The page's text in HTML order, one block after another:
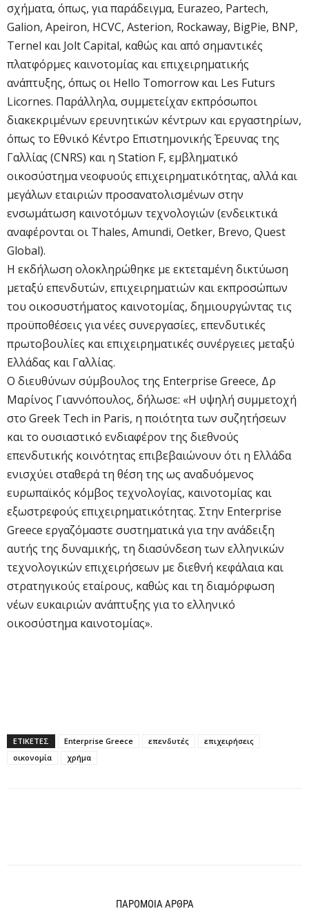
σχήματα, όπως, για παράδειγμα, Eurazeo, Partech,
Galion, Apeiron, HCVC, Asterion, Rockaway, BigPie, BNP,
Ternel και Jolt Capital, καθώς και από σημαντικές
πλατφόρμες καινοτομίας και επιχειρηματικής
ανάπτυξης, όπως οι Hello Tomorrow και Les Futurs
Licornes. Παράλληλα, συμμετείχαν εκπρόσωποι
διακεκριμένων ερευνητικών κέντρων και εργαστηρίων,
όπως το Εθνικό Κέντρο Επιστημονικής Έρευνας της
Γαλλίας (CNRS) και η Station F, εμβληματικό
οικοσύστημα νεοφυούς επιχειρηματικότητας, αλλά και
μεγάλων εταιριών προσανατολισμένων στην
ενσωμάτωση καινοτόμων τεχνολογιών (ενδεικτικά
αναφέρονται οι Thales, Amundi, Oetker, Brevo, Quest
Global).
Η εκδήλωση ολοκληρώθηκε με εκτεταμένη δικτύωση
μεταξύ επενδυτών, επιχειρηματιών και εκπροσώπων
του οικοσυστήματος καινοτομίας, δημιουργώντας τις
προϋποθέσεις για νέες συνεργασίες, επενδυτικές
πρωτοβουλίες και επιχειρηματικές συνέργειες μεταξύ
Ελλάδας και Γαλλίας.
Ο διευθύνων σύμβουλος της Enterprise Greece, Δρ
Μαρίνος Γιαννόπουλος, δήλωσε: «Η υψηλή συμμετοχή
στο Greek Tech in Paris, η ποιότητα των συζητήσεων
και το ουσιαστικό ενδιαφέρον της διεθνούς
επενδυτικής κοινότητας επιβεβαιώνουν ότι η Ελλάδα
ενισχύει σταθερά τη θέση της ως αναδυόμενος
ευρωπαϊκός κόμβος τεχνολογίας, καινοτομίας και
εξωστρεφούς επιχειρηματικότητας. Στην Enterprise
Greece εργαζόμαστε συστηματικά για την ανάδειξη
αυτής της δυναμικής, τη διασύνδεση των ελληνικών
τεχνολογικών επιχειρήσεων με διεθνή κεφάλαια και
στρατηγικούς εταίρους, καθώς και τη διαμόρφωση
νέων ευκαιριών ανάπτυξης για το ελληνικό
οικοσύστημα καινοτομίας».
ΕΤΙΚΕΤΕΣ Enterprise Greece επενδυτές
επιχειρήσεις
οικονομία
χρήμα
ΠΑΡΟΜΟΙΑ ΑΡΘΡΑ